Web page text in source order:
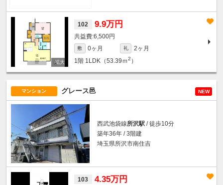
102 9.9万円
6,500円
敷 0ヶ月 礼
2ヶ月
1階 1LDK（53.39ｍ2 ）
マンション グレース邑 NEW
西武池袋線所沢駅 / 徒歩10分
築年36年 / 3階建
埼玉県所沢市南住吉
103 4.35万円